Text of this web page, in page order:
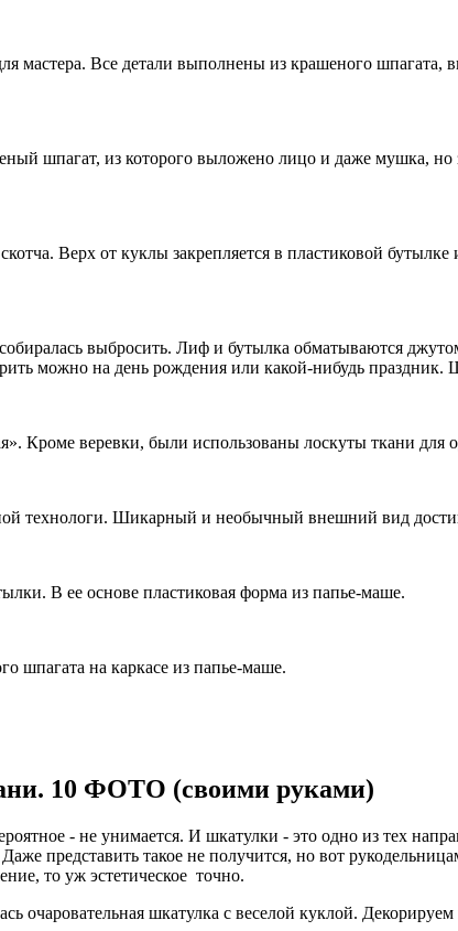
мастера. Все детали выполнены из крашеного
шпагат, из которого выложено лицо и даже мушка, но
Верх от куклы закрепляется в пластиковой
выбросить. Лиф и бутылка обматываются
можно на день рождения или какой-нибудь
Кроме веревки, были использованы лоскуты ткани
технологи. Шикарный и необычный внешний вид
В ее основе пластиковая форма из папье-маше.
шпагата на каркасе из папье-маше.
10 ФОТО (своими руками)
- не унимается. И шкатулки - это одно из тех
представить такое не получится, но вот
то уж эстетическое точно.
очаровательная шкатулка с веселой куклой. Декорируем